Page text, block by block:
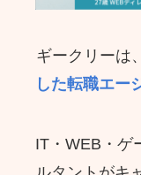
ギークリーは、
した転職エー
IT・WEB・ゲ